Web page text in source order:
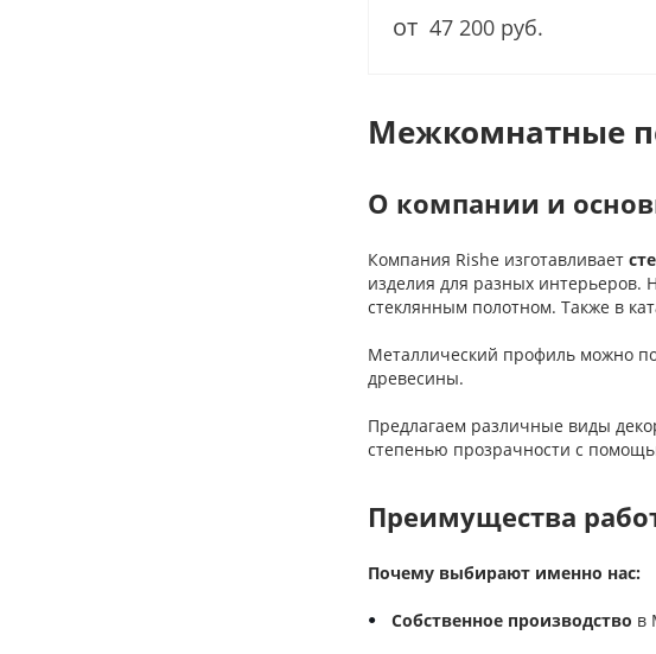
от 47 200 руб.
Межкомнатные
О компании и
Компания Rishe изготавливает
изделия для разных интерьеров.
стеклянным полотном. Также в
Металлический профиль можно
древесины.
Предлагаем различные виды
степенью прозрачности с
Преимущества
Почему выбирают именно нас:
Собственное производство в